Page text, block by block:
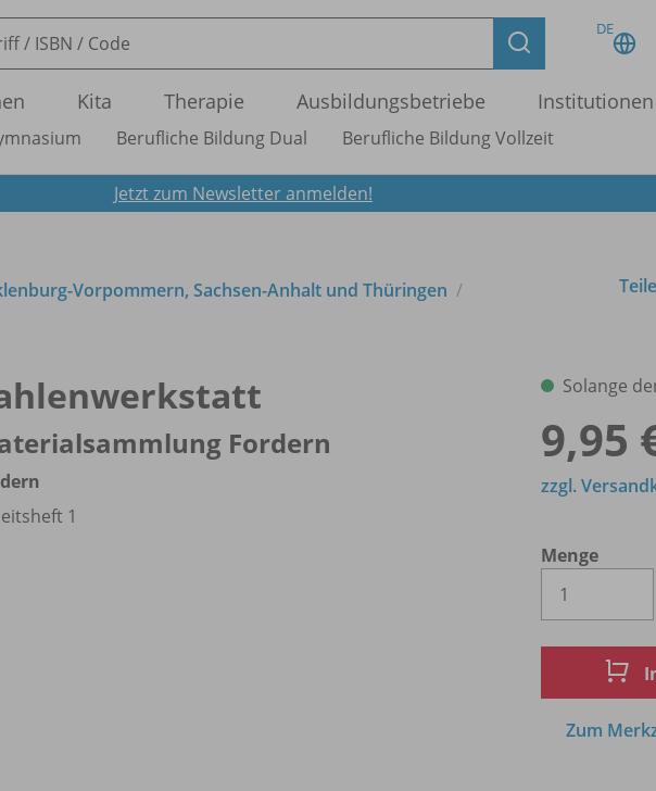
DE
Kita Therapie Ausbildungsbetriebe Institutionen
Berufliche Bildung Dual Berufliche Bildung Vollzeit
Jetzt zum Newsletter anmelden!
Vorpommern, Sachsen-Anhalt und Thüringen
Fordern
1
Solange
9,95
Menge
zzgl.
Zum